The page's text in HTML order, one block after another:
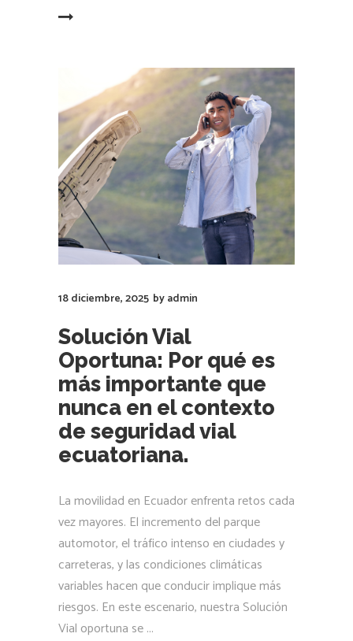
18 diciembre, 2025 byadmin
Solución Vial
Oportuna: Por qué es
más importante que
nunca en el contexto
de seguridad vial
ecuatoriana.
La movilidad en Ecuador enfrenta retos cada
vez mayores. El incremento del parque
automotor, el tráfico intenso en ciudades y
carreteras, y las condiciones climáticas
variables hacen que conducir implique más
riesgos. En este escenario, nuestra Solución
Vial oportuna se